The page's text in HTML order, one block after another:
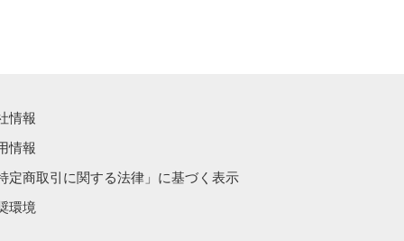
情報
情報
定商取引に関する法律」に基づく表示
環境